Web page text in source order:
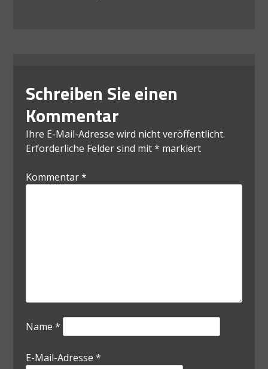
Schreiben Sie einen
Kommentar
Ihre E-Mail-Adresse wird nicht veröffentlicht.
Erforderliche Felder sind mit* markiert
Kommentar*
Name *
E-Mail-Adresse *